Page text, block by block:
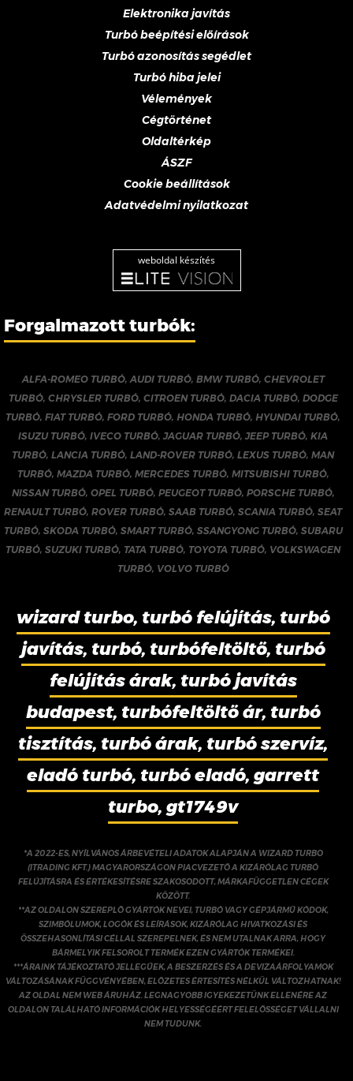
Elektronika javítás
Turbó beépítési előírások
Turbó azonosítás segédlet
Turbó hiba jelei
Vélemények
Cégtörténet
Oldaltérkép
ÁSZF
Cookie beállítások
Adatvédelmi nyilatkozat
weboldal készítés
Forgalmazott turbók:
ALFA-ROMEO TURBÓ,AUDI TURBÓ, BMW TURBÓ, CHEVROLET
TURBÓ, CHRYSLER TURBÓ, CITROEN TURBÓ, DACIA TURBÓ, DODGE
TURBÓ,FIAT TURBÓ,FORD TURBÓ, HONDA TURBÓ, HYUNDAI TURBÓ,
ISUZU TURBÓ,IVECO TURBÓ,JAGUAR TURBÓ,JEEP TURBÓ,KIA
TURBÓ,LANCIA TURBÓ,LAND-ROVER TURBÓ,LEXUS TURBÓ,MAN
TURBÓ, MAZDA TURBÓ, MERCEDES TURBÓ, MITSUBISHI TURBÓ,
NISSAN TURBÓ, OPEL TURBÓ, PEUGEOT TURBÓ, PORSCHE TURBÓ,
RENAULT TURBÓ,ROVER TURBÓ,SAAB TURBÓ,SCANIA TURBÓ,SEAT
TURBÓ, SKODA TURBÓ, SMART TURBÓ, SSANGYONG TURBÓ, SUBARU
TURBÓ,SUZUKI TURBÓ, TATA TURBÓ, TOYOTA TURBÓ, VOLKSWAGEN
TURBÓ, VOLVO TURBÓ
wizard turbo, turbó felújítás, turbó
javítás, turbó, turbófeltöltő, turbó
felújítás árak, turbó javítás
budapest, turbófeltöltő ár, turbó
tisztítás, turbó árak, turbó szervíz,
eladó turbó, turbó eladó, garrett
turbo, gt1749v
*A 2022-ES, NYÍLVÁNOS ÁRBEVÉTELI ADATOK ALAPJÁN A WIZARD TURBO
(ITRADING KFT.) MAGYARORSZÁGON PIACVEZETŐ A KIZÁRÓLAG TURBÓ
FELÚJÍTÁSRA ÉS ÉRTÉKESÍTÉSRE SZAKOSODOTT, MÁRKAFÜGGETLEN CÉGEK
KÖZÖTT.
**AZ OLDALON SZEREPLŐ GYÁRTÓK NEVEI, TURBÓ VAGY GÉPJÁRMŰ KÓDOK,
SZIMBÓLUMOK, LOGÓK ÉS LEÍRÁSOK, KIZÁRÓLAG HIVATKOZÁSI ÉS
ÖSSZEHASONLÍTÁSI CÉLLAL SZEREPELNEK, ÉS NEM UTALNAK ARRA, HOGY
BÁRMELYIK FELSOROLT TERMÉK EZEN GYÁRTÓK TERMÉKEI.
***ÁRAINK TÁJÉKOZTATÓ JELLEGŰEK, A BESZERZÉS ÉS A DEVIZAÁRFOLYAMOK
VÁLTOZÁSÁNAK FÜGGVÉNYÉBEN, ELŐZETES ÉRTESÍTÉS NÉLKÜL VÁLTOZHATNAK!
AZ OLDAL NEM WEB ÁRUHÁZ. LEGNAGYOBB IGYEKEZETÜNK ELLENÉRE AZ
OLDALON TALÁLHATÓ INFORMÁCIÓK HELYESSÉGÉÉRT FELELŐSSÉGET VÁLLALNI
NEM TUDUNK.